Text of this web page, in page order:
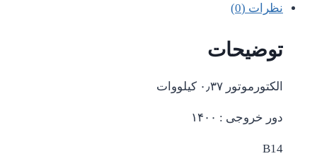
نظرات (0)
توضیحات
الکتورموتور ۰٫۳۷ کیلووات
دور خروجی : ۱۴۰۰
B14